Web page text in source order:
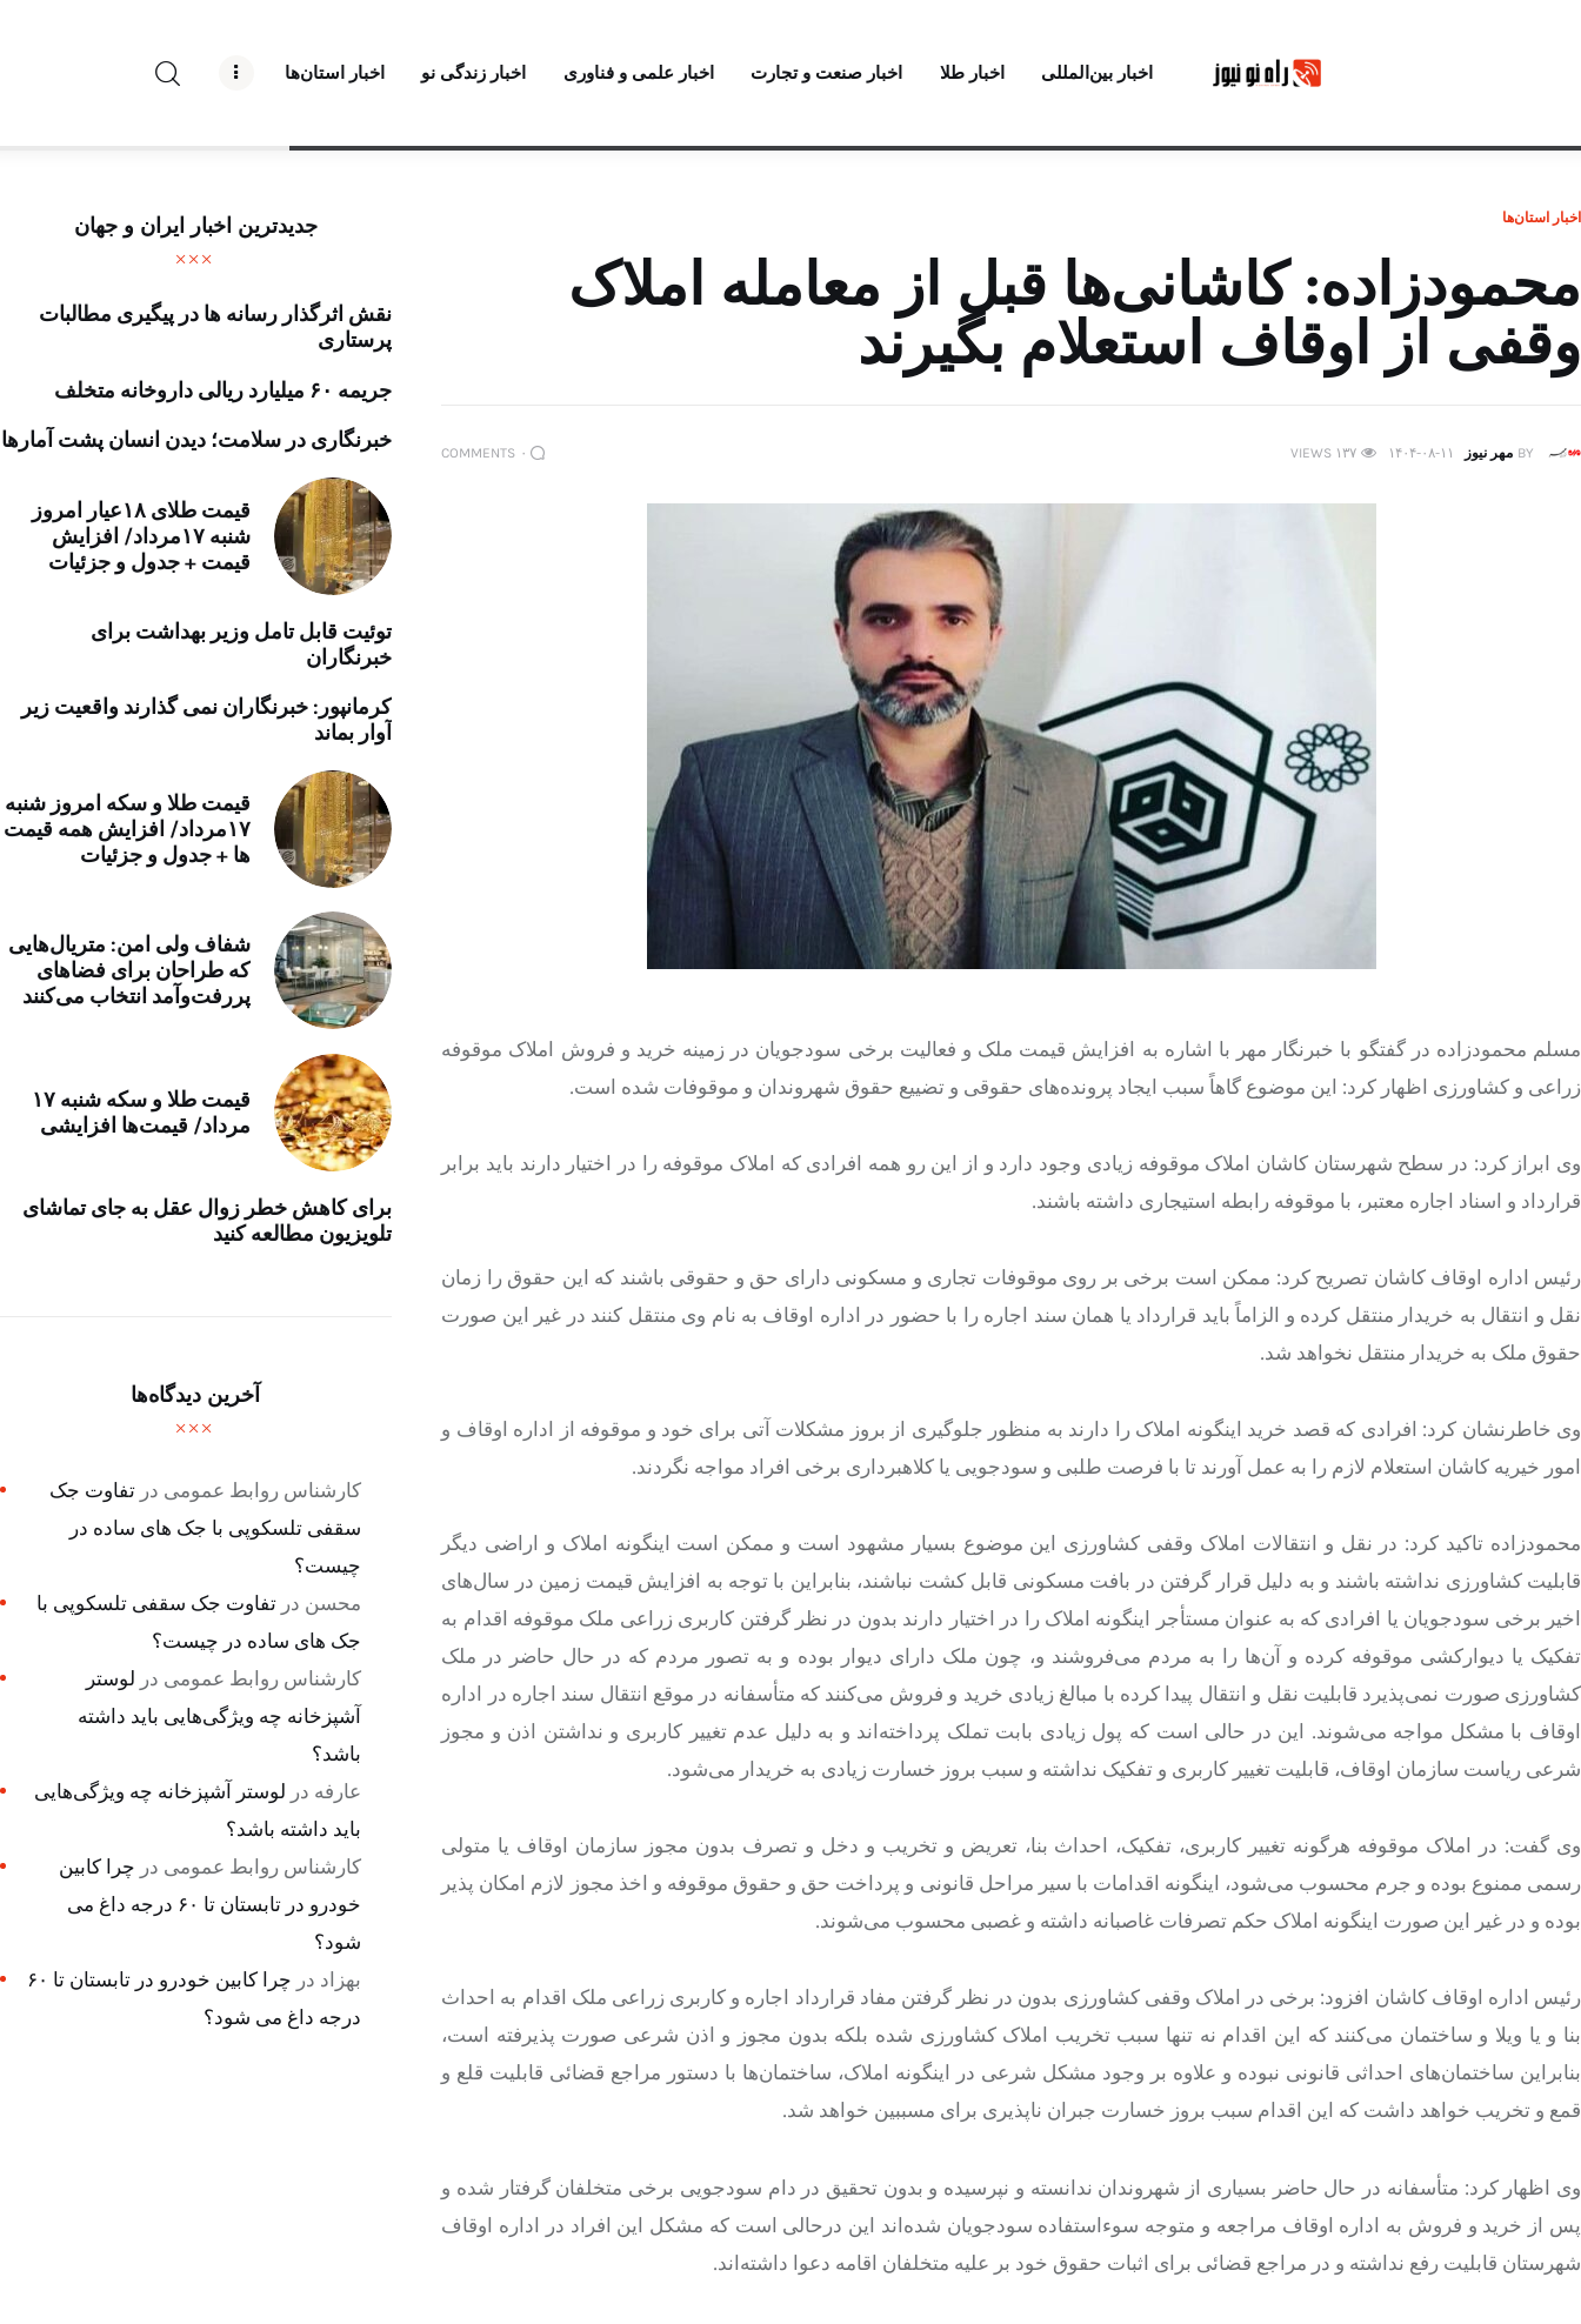
اخبار بین‌المللی اخبار طلا اخبار صنعت و تجارت اخبار علمی و فناوری اخبار زندگی نو اخبار استان‌ها
درباره راه‌ نو نیوز
تبلیغات راه نو نیوز
آوین دیلی
تک کده
خرید موتور ایمپلنت
اخبار استان‌ها
محمودزاده: کاشانی‌ها قبل از معامله املاک
وقفی از اوقاف استعلام بگیرند
BY مهر نیوز ۱۴۰۴-۰۸-۱۱ ۱۳۷ VIEWS ۰ COMMENTS
مسلم محمودزاده در گفتگو با خبرنگار مهر با اشاره به افزایش قیمت ملک و فعالیت برخی سودجویان در زمینه خرید و فروش املاک موقوفه
زراعی و کشاورزی اظهار کرد: این موضوع گاهاً سبب ایجاد پرونده‌های حقوقی و تضییع حقوق شهروندان و موقوفات شده است.
وی ابراز کرد: در سطح شهرستان کاشان املاک موقوفه زیادی وجود دارد و از این رو همه افرادی که املاک موقوفه را در اختیار دارند باید برابر
قرارداد و اسناد اجاره معتبر، با موقوفه رابطه استیجاری داشته باشند.
رئیس اداره اوقاف کاشان تصریح کرد: ممکن است برخی بر روی موقوفات تجاری و مسکونی دارای حق و حقوقی باشند که این حقوق را زمان
نقل و انتقال به خریدار منتقل کرده و الزاماً باید قرارداد یا همان سند اجاره را با حضور در اداره اوقاف به نام وی منتقل کنند در غیر این صورت
حقوق ملک به خریدار منتقل نخواهد شد.
وی خاطرنشان کرد: افرادی که قصد خرید اینگونه املاک را دارند به منظور جلوگیری از بروز مشکلات آتی برای خود و موقوفه از اداره اوقاف و
امور خیریه کاشان استعلام لازم را به عمل آورند تا با فرصت طلبی و سودجویی یا کلاهبرداری برخی افراد مواجه نگردند.
محمودزاده تاکید کرد: در نقل و انتقالات املاک وقفی کشاورزی این موضوع بسیار مشهود است و ممکن است اینگونه املاک و اراضی دیگر
قابلیت کشاورزی نداشته باشند و به دلیل قرار گرفتن در بافت مسکونی قابل کشت نباشند، بنابراین با توجه به افزایش قیمت زمین در سال‌های
اخیر برخی سودجویان یا افرادی که به عنوان مستأجر اینگونه املاک را در اختیار دارند بدون در نظر گرفتن کاربری زراعی ملک موقوفه اقدام به
تفکیک یا دیوارکشی موقوفه کرده و آن‌ها را به مردم می‌فروشند و، چون ملک دارای دیوار بوده و به تصور مردم که در حال حاضر در ملک
کشاورزی صورت نمی‌پذیرد قابلیت نقل و انتقال پیدا کرده با مبالغ زیادی خرید و فروش می‌کنند که متأسفانه در موقع انتقال سند اجاره در اداره
اوقاف با مشکل مواجه می‌شوند. این در حالی است که پول زیادی بابت تملک پرداخته‌اند و به دلیل عدم تغییر کاربری و نداشتن اذن و مجوز
شرعی ریاست سازمان اوقاف، قابلیت تغییر کاربری و تفکیک نداشته و سبب بروز خسارت زیادی به خریدار می‌شود.
وی گفت: در املاک موقوفه هرگونه تغییر کاربری، تفکیک، احداث بنا، تعریض و تخریب و دخل و تصرف بدون مجوز سازمان اوقاف یا متولی
رسمی ممنوع بوده و جرم محسوب می‌شود، اینگونه اقدامات با سیر مراحل قانونی و پرداخت حق و حقوق موقوفه و اخذ مجوز لازم امکان پذیر
بوده و در غیر این صورت اینگونه املاک حکم تصرفات غاصبانه داشته و غصبی محسوب می‌شوند.
رئیس اداره اوقاف کاشان افزود: برخی در املاک وقفی کشاورزی بدون در نظر گرفتن مفاد قرارداد اجاره و کاربری زراعی ملک اقدام به احداث
بنا و یا ویلا و ساختمان می‌کنند که این اقدام نه تنها سبب تخریب املاک کشاورزی شده بلکه بدون مجوز و اذن شرعی صورت پذیرفته است،
بنابراین ساختمان‌های احداثی قانونی نبوده و علاوه بر وجود مشکل شرعی در اینگونه املاک، ساختمان‌ها با دستور مراجع قضائی قابلیت قلع و
قمع و تخریب خواهد داشت که این اقدام سبب بروز خسارت جبران ناپذیری برای مسببین خواهد شد.
وی اظهار کرد: متأسفانه در حال حاضر بسیاری از شهروندان ندانسته و نپرسیده و بدون تحقیق در دام سودجویی برخی متخلفان گرفتار شده و
پس از خرید و فروش به اداره اوقاف مراجعه و متوجه سوءاستفاده سودجویان شده‌اند این درحالی است که مشکل این افراد در اداره اوقاف
شهرستان قابلیت رفع نداشته و در مراجع قضائی برای اثبات حقوق خود بر علیه متخلفان اقامه دعوا داشته‌اند.
جدیدترین اخبار ایران و جهان
نقش اثرگذار رسانه ها در پیگیری مطالبات
پرستاری
جریمه ۶۰ میلیارد ریالی داروخانه متخلف
خبرنگاری در سلامت؛ دیدن انسان پشت آمارها
قیمت طلای ۱۸عیار امروز
شنبه ۱۷مرداد/ افزایش
قیمت + جدول و جزئیات
توئیت قابل تامل وزیر بهداشت برای
خبرنگاران
کرمانپور: خبرنگاران نمی گذارند واقعیت زیر
آوار بماند
قیمت طلا و سکه امروز شنبه
۱۷مرداد/ افزایش همه قیمت
ها + جدول و جزئیات
شفاف ولی امن: متریال‌هایی
که طراحان برای فضاهای
پررفت‌وآمد انتخاب می‌کنند
قیمت طلا و سکه شنبه ۱۷
مرداد/ قیمت‌ها افزایشی
برای کاهش خطر زوال عقل به جای تماشای
تلویزیون مطالعه کنید
آخرین دیدگاه‌ها
کارشناس روابط عمومی در تفاوت جک
سقفی تلسکوپی با جک های ساده در
چیست؟
محسن در تفاوت جک سقفی تلسکوپی با
جک های ساده در چیست؟
کارشناس روابط عمومی در لوستر
آشپزخانه چه ویژگی‌هایی باید داشته
باشد؟
عارفه در لوستر آشپزخانه چه ویژگی‌هایی
باید داشته باشد؟
کارشناس روابط عمومی در چرا کابین
خودرو در تابستان تا ۶۰ درجه داغ می
شود؟
بهزاد در
چرا کابین خودرو در تابستان تا ۶۰
درجه داغ می شود؟